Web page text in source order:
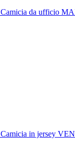
Camicia da ufficio
Camicia in jersey